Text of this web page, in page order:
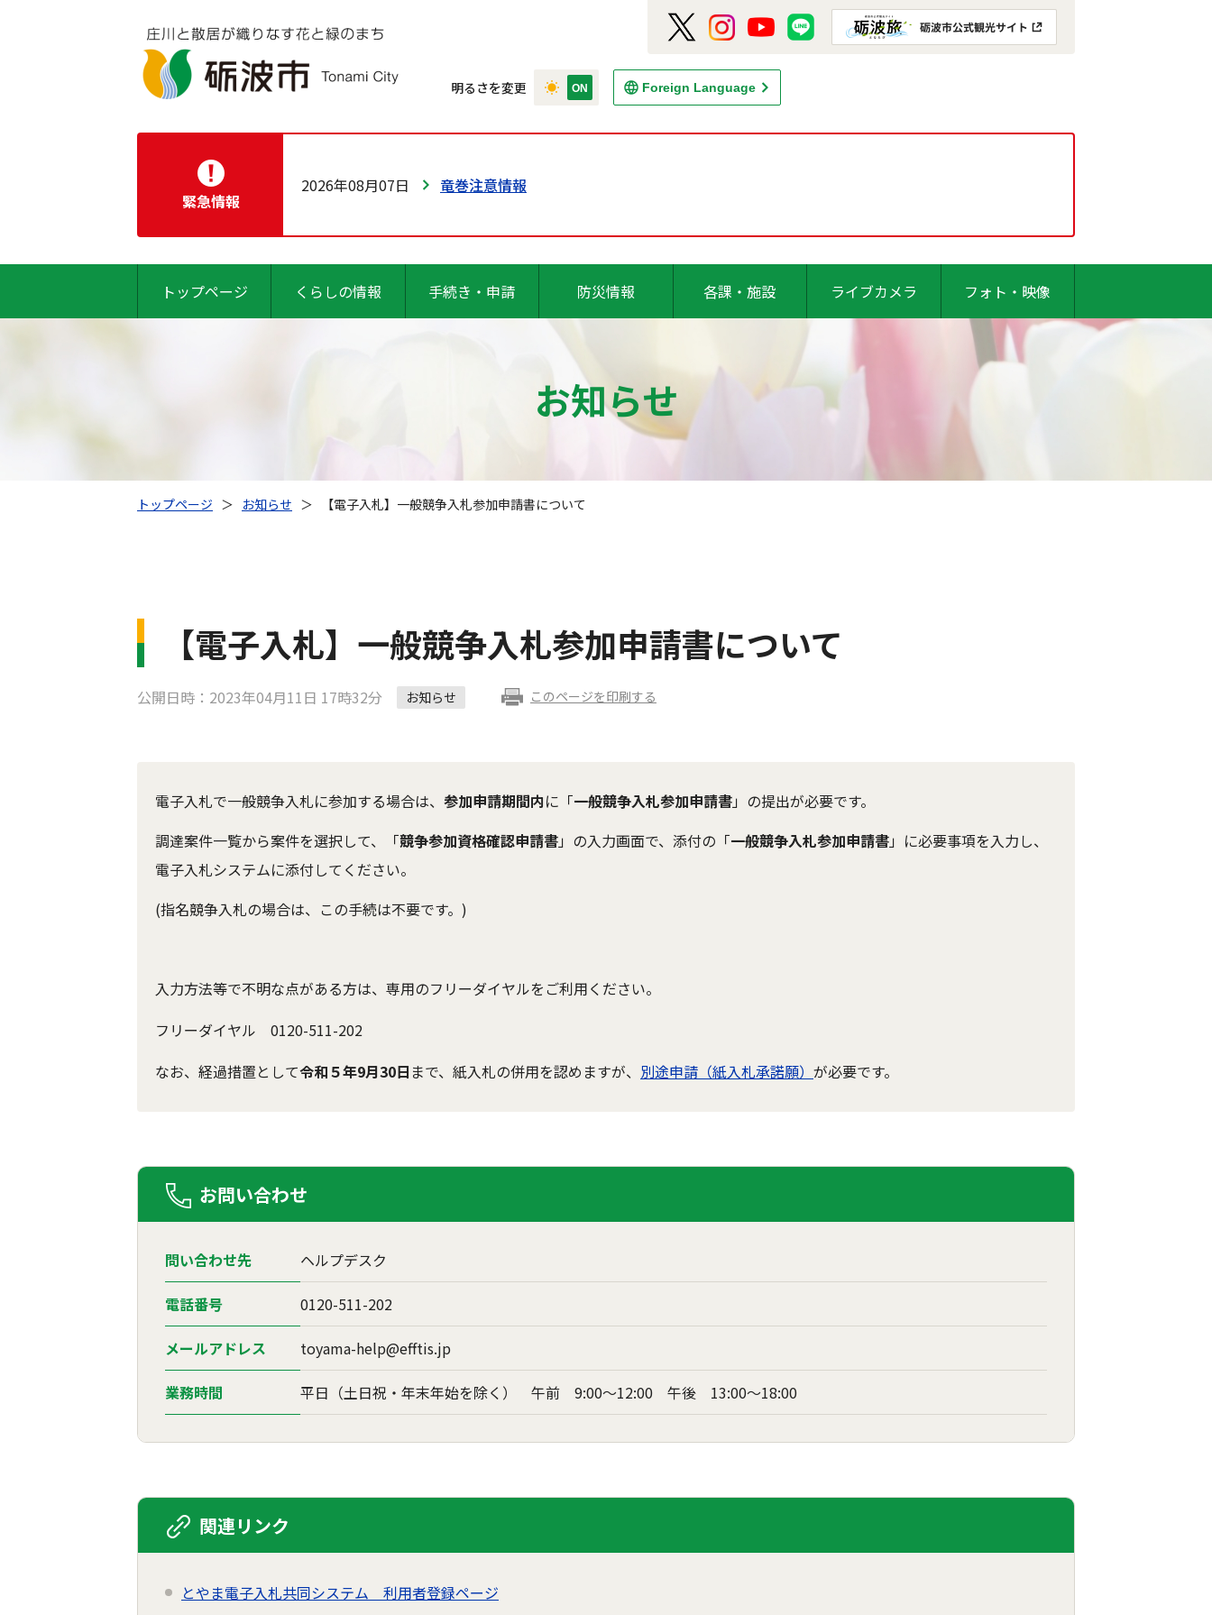
明るさを変更 Foreign Language
緊急情報
2026年08月07日 竜巻注意情報
トップページ くらしの情報 手続き・申請 防災情報 各課・施設 ライブカメラ フォト・映像
お知らせ
トップページ ＞ お知らせ ＞ 【電子入札】一般競争入札参加申請書について
【電子入札】一般競争入札参加申請書について
公開日時：2023年04月11日 17時32分 お知らせ このページを印刷する
電子入札で一般競争入札に参加する場合は、 参加申請期間内に「一般競争入札参加申請書」の提出が必要です。
調達案件一覧から案件を選択して、「競争参加資格確認申請書」の入力画面で、添付の「一般競争入札参加申請書」に必要事項を入力し、
電子入札システムに添付してください。
(指名競争入札の場合は、この手続は不要です。)
入力方法等で不明な点がある方は、専用のフリーダイヤルをご利用ください。
フリーダイヤル
0120-511-202
なお、経過措置として令和５年9月30日 まで、紙入札の併用を認めますが、 別途申請（紙入札承諾願） が必要です。
お問い合わせ
問い合わせ先 ヘルプデスク
電話番号 0120-511-202
メールアドレス toyama-help@efftis.jp
業務時間 平日（土日祝・年末年始を除く） 午前 9:00～12:00 午後 13:00～18:00
関連リンク
とやま電子入札共同システム 利用者登録ページ